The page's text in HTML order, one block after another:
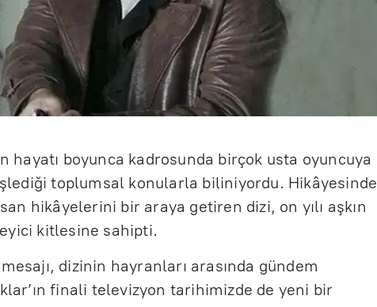
hayatı boyunca kadrosunda birçok usta oyuncuya
toplumsal konularla biliniyordu. Hikâyesinde
hikâyelerini bir araya getiren dizi, on yılı aşkın
kitlesine sahipti.
dizinin hayranları arasında gündem
finali televizyon tarihimizde de yeni bir